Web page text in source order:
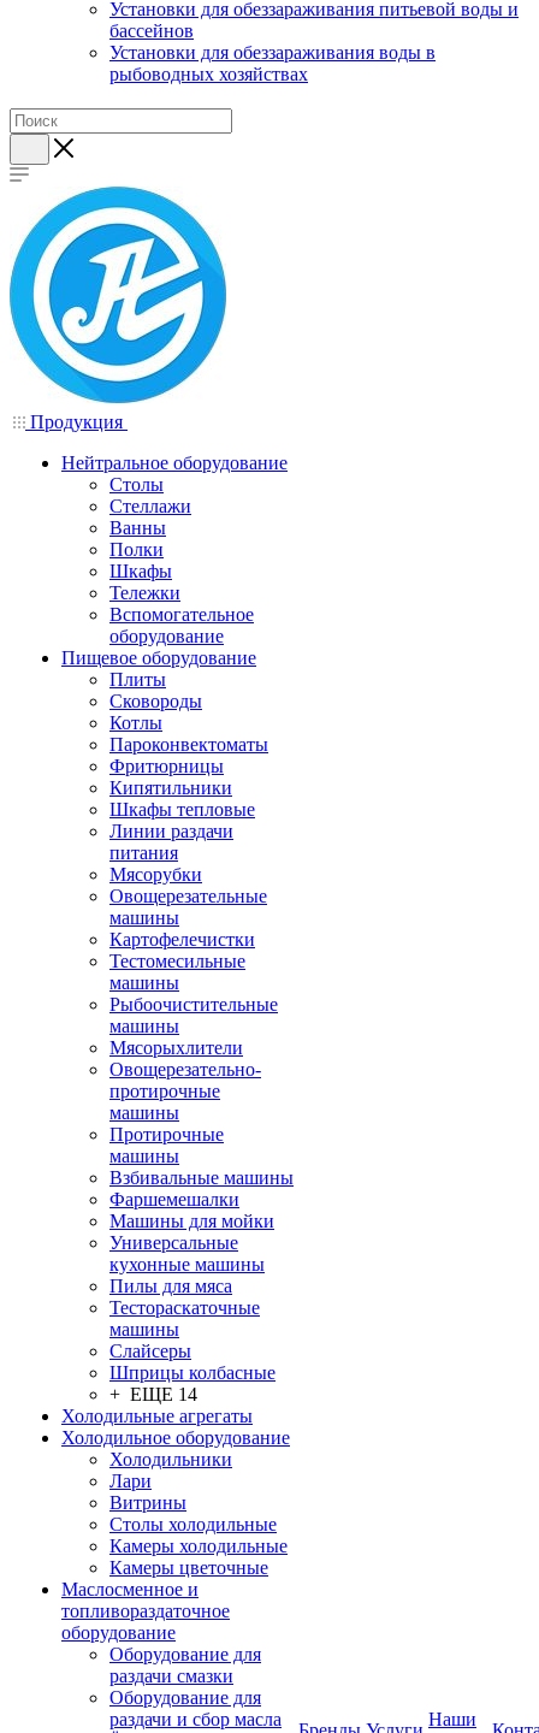
Установки для обеззараживания питьевой воды и
бассейнов
Установки для обеззараживания воды в
рыбоводных хозяйствах
Продукция
Нейтральное оборудование
Столы
Стеллажи
Ванны
Полки
Шкафы
Тележки
Вспомогательное
оборудование
Пищевое оборудование
Плиты
Сковороды
Котлы
Пароконвектоматы
Фритюрницы
Кипятильники
Шкафы тепловые
Линии раздачи
питания
Мясорубки
Овощерезательные
машины
Картофелечистки
Тестомесильные
машины
Рыбоочистительные
машины
Мясорыхлители
Овощерезательно-
протирочные
машины
Протирочные
машины
Взбивальные машины
Фаршемешалки
Машины для мойки
Универсальные
кухонные машины
Пилы для мяса
Тестораскаточные
машины
Слайсеры
Шприцы колбасные
+ ЕЩЕ 14
Холодильные агрегаты
Холодильное оборудование
Холодильники
Лари
Витрины
Столы холодильные
Камеры холодильные
Камеры цветочные
Маслосменное и
топливораздаточное
оборудование
Оборудование для
раздачи смазки
Оборудование для
раздачи и сбор масла
Наши